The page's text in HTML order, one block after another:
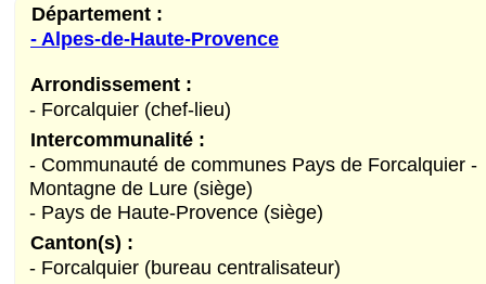
Département :
- Alpes-de-Haute-Provence
Arrondissement :
- Forcalquier (chef-lieu)
Intercommunalité :
- Communauté de communes Pays de Forcalquier -
Montagne de Lure (siège)
- Pays de Haute-Provence (siège)
Canton(s) :
- Forcalquier (bureau centralisateur)